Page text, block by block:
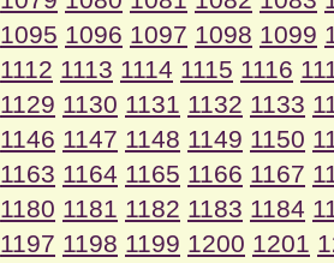
1095 1096 1097 1098 1099
1112 1113 1114 1115 1116
1129 1130 1131 1132 1133
1146 1147 1148 1149 1150
1163 1164 1165 1166 1167
1180 1181 1182 1183 1184
1197 1198 1199 1200 1201